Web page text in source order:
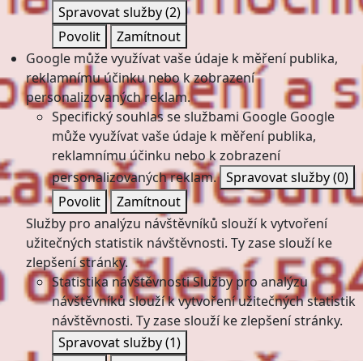
Spravovat služby(2)
Povolit
Zamítnout
Google může využívat vaše údaje k měření publika,
reklamnímu účinku nebo k zobrazení
personalizovaných reklam.
Specifický souhlas se službami Google Google
může využívat vaše údaje k měření publika,
reklamnímu účinku nebo k zobrazení
personalizovaných reklam. Spravovat služby(0)
Povolit
Zamítnout
Služby pro analýzu návštěvníků slouží k vytvoření
užitečných statistik návštěvnosti. Ty zase slouží ke
zlepšení stránky.
Statistika návštěvnostiSlužby pro analýzu
návštěvníků slouží k vytvoření užitečných statistik
návštěvnosti. Ty zase slouží ke zlepšení stránky.
Spravovat služby(1)